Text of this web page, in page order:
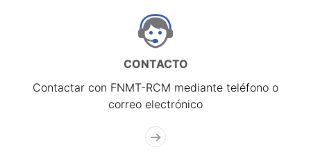
CONTACTO
Contactar con FNMT-RCM mediante teléfono o
correo electrónico